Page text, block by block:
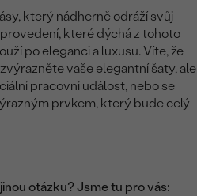
který nádherně odráží svůj
které dýchá z tohoto
po eleganci a luxusu. Víte, že
vaše elegantní šaty, ale
pracovní událost, nebo se
prvkem, který bude celý
otázku? Jsme tu pro vás: